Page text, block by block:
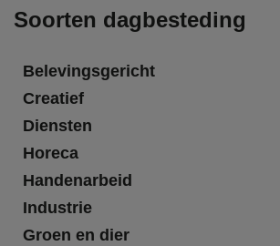
Soorten dagbesteding
Belevingsgericht
Creatief
Diensten
Horeca
Handenarbeid
Industrie
Groen en dier